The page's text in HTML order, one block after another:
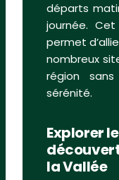
départs
journée.
permet
nombreux
région
sérénité.
Explorer
la Vallée